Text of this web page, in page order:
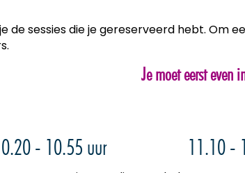
de sessies die je gereserveerd hebt. Om
Je moet eerst even
- 10.55 uur 11.10 -